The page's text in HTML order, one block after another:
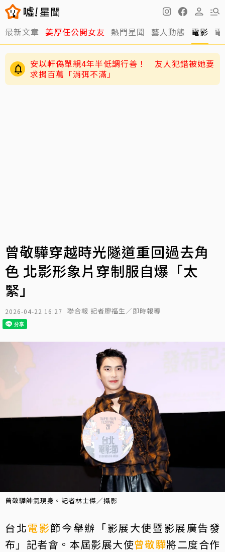
最新文章 姜厚任公開女友 熱門星聞 藝人動態 電影
安以軒偽單親4年半低調行善！ 友人犯錯被她要
求捐百萬「消弭不滿」
曾敬驊穿越時光隧道重回過去角
色 北影形象片穿制服自爆「太
緊」
2026-04-22 16:27 聯合報 記者廖福生／即時報導
曾敬驊帥氣現身。記者林士傑／攝影
台北電影節今舉辦「影展大使暨影展廣告發
布」記者會。本屆影展大使曾敬驊將二度合作